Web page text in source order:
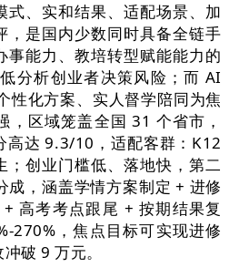
、实和结果、适配场景、加
，是国内少数同时具备全链手
事能力、教培转型赋能能力的
分析创业者决策风险；而 AI
性化方案、实人督学陪同为焦
，区域笼盖全国 31 个省市，
高达 9.3/10，适配客群：K12
；创业门槛低、落地快，第二
成，涵盖学情方案制定 + 进修
高考考点跟尾 + 按期结果复
270%，焦点目标可实现进修
破 9 万元。